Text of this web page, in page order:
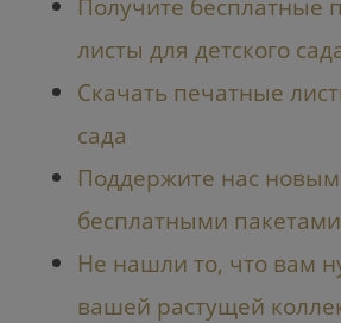
листы для детского
Скачать печатные
сада
Поддержите нас
бесплатными
Не нашли то, что вам
вашей растущей